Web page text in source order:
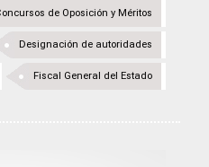
de Oposición y Méritos
Designación de autoridades
Fiscal General del Estado